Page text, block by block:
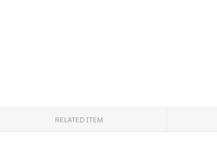
RELATED ITEM